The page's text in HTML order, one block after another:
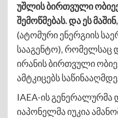
უშლის ბირთვული
შემოწმებას. და ეს
(ატომური ენერგიის
სააგენტო), რომელსაც
ირანის ბირთვული
ამტკიცებს
IAEA-ის
იაპონელმა იუკია